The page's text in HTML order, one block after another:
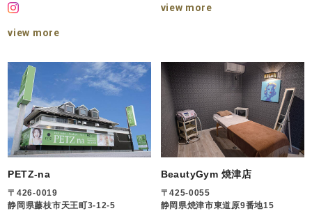
view more
view more
PETZ-na
〒426-0019
静岡県藤枝市天王町3-12-5
BeautyGym 焼津店
〒425-0055
静岡県焼津市東道原9番地15